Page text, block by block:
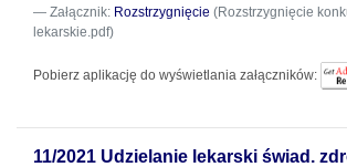
Załącznik: Rozstrzygnięcie (Rozstrzygnięcie
lekarskie.pdf)
Pobierz aplikację do wyświetlania załączników:
11/2021 Udzielanie lekarski świad.